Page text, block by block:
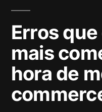
Erros
mais
hora de